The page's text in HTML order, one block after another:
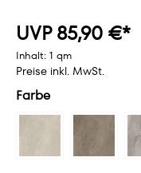
UVP 85,90 €*
Inhalt: 1 qm
Preise inkl. MwSt.
Farbe